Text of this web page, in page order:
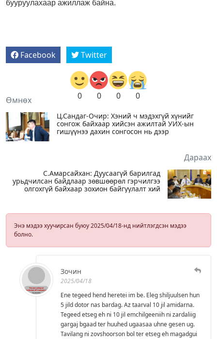
бууруулахаар ажиллаж байна.
Facebook Twitter
0 0 0 0
Өмнөх
Ц.Сандаг-Очир: Хэний ч мэдэхгүй хүнийг
сонгож байхаар хийсэн ажилтай УИХ-ын
гишүүнээ дахин сонгосон нь дээр
Дараах
С.Амарсайхан: Дуусаагүй барилгад
урьдчилсан байдлаар зөвшөөрөл гэрчилгээ
олгохгүй байхаар зохион байгуулалт хий
Энэ мэдээ хуучирсан буюу 2025/04/18-нд нийтлэгдсэн мэдээ
болно.
Зочин
2025/04/18
Ene tegeed hend heretei im be. Eleg shiljuulsen hun
5 jild dotor nas bardag. Az taarval 10 jil amidarna.
Tegeed etseg eh ni 10 jil emchilgeeniih ni zardaliig
gargaj bgaad ter huuhed ugaasaa uhne gesen ug.
Tavilang ni zovshoorson bol ter etseg eh magadgui